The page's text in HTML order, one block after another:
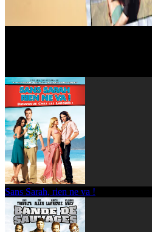
Sans Sarah, rien ne va !